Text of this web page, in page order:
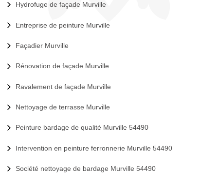
Hydrofuge de façade Murville
Entreprise de peinture Murville
Façadier Murville
Rénovation de façade Murville
Ravalement de façade Murville
Nettoyage de terrasse Murville
Peinture bardage de qualité Murville 54490
Intervention en peinture ferronnerie Murville 54490
Société nettoyage de bardage Murville 54490